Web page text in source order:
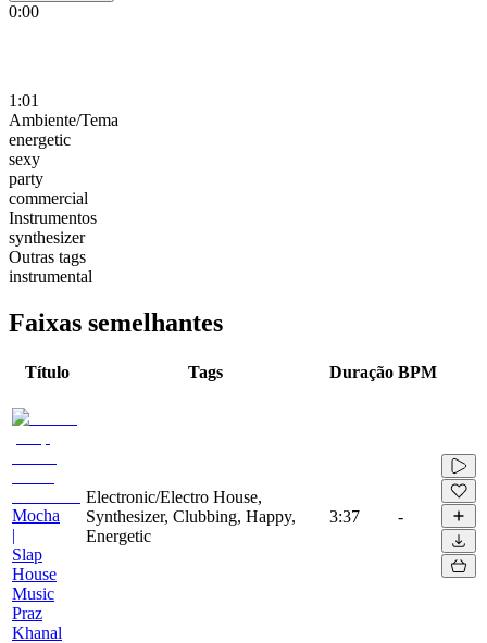
0:00
1:01
Ambiente/Tema
energetic
sexy
party
commercial
Instrumentos
synthesizer
Outras tags
instrumental
Faixas semelhantes
Título Tags Duração BPM
Mocha
|
Slap
House
Music
Praz
Khanal
Electronic/Electro House,
Synthesizer, Clubbing, Happy,
Energetic
3:37 -